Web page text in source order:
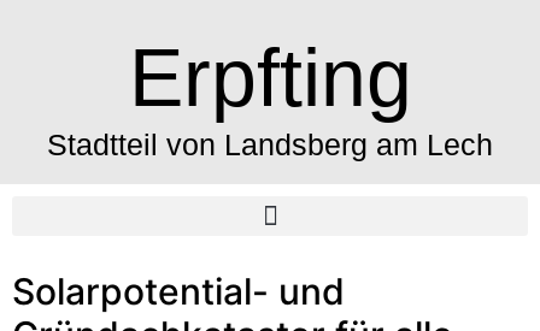
Erpfting
Stadtteil von Landsberg am Lech
Solarpotential- und